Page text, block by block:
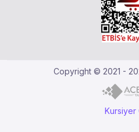
Copyright © 2021 -
Kursiyer